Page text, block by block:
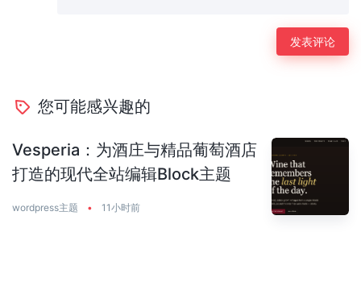
您可能感兴趣的
Vesperia：为酒庄与精品葡萄酒店
打造的现代全站编辑Block主题
wordpress主题 • 11小时前